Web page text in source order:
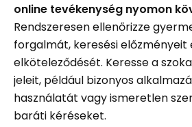
online tevékenység nyomon
Rendszeresen ellenőrizze
forgalmát, keresési előzményeit
elköteleződését. Keresse a
jeleit, például bizonyos
használatát vagy ismeretlen
baráti kéréseket.